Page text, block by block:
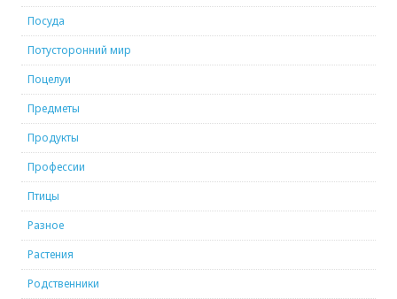
Посуда
Потусторонний мир
Поцелуи
Предметы
Продукты
Профессии
Птицы
Разное
Растения
Родственники